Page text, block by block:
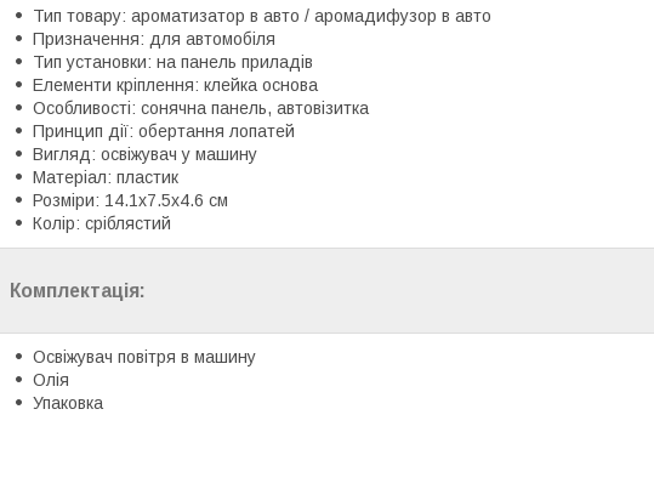
Тип товару: ароматизатор в авто / аромадифузор в авто
Призначення: для автомобіля
Тип установки: на панель приладів
Елементи кріплення: клейка основа
Особливості: сонячна панель, автовізитка
Принцип дії: обертання лопатей
Вигляд: освіжувач у машину
Матеріал: пластик
Розміри: 14.1х7.5х4.6 см
Колір: сріблястий
Комплектація:
Освіжувач повітря в машину
Олія
Упаковка